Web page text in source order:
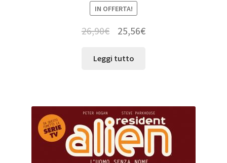
IN OFFERTA!
26,90€ 25,56€
Leggi tutto